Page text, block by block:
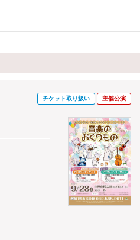
チケット取り扱い 主催公演